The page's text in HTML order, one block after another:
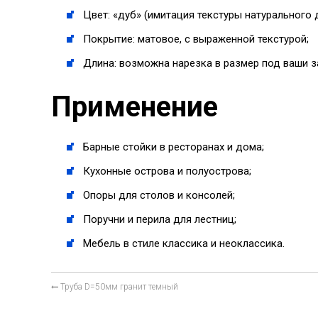
Цвет: «дуб» (имитация текстуры натурального
Покрытие: матовое, с выраженной текстурой;
Длина: возможна нарезка в размер под ваши
Применение
Барные стойки в ресторанах и дома;
Кухонные острова и полуострова;
Опоры для столов и консолей;
Поручни и перила для лестниц;
Мебель в стиле классика и неоклассика.
Труба D=50мм гранит темный